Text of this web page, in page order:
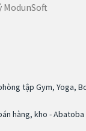
ModunSoft
tập Gym, Yoga,
hàng, kho - Abatoba